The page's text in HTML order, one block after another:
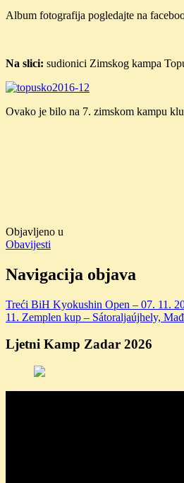
Album fotografija pogledajte na
Na slici: sudionici Zimskog kampa
Ovako je bilo na 7. zimskom kampu
Objavljeno u
Obavijesti
Navigacija objava
Treći BiH Kyokushin Open – 07. 11.
11. Zemplen kup – Sátoraljaújhely,
Ljetni Kamp Zadar 2026